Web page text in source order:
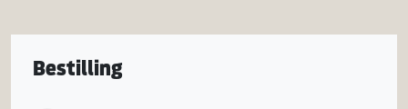
Bestilling